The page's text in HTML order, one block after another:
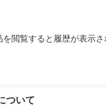
を閲覧すると履歴が表示さ
ついて